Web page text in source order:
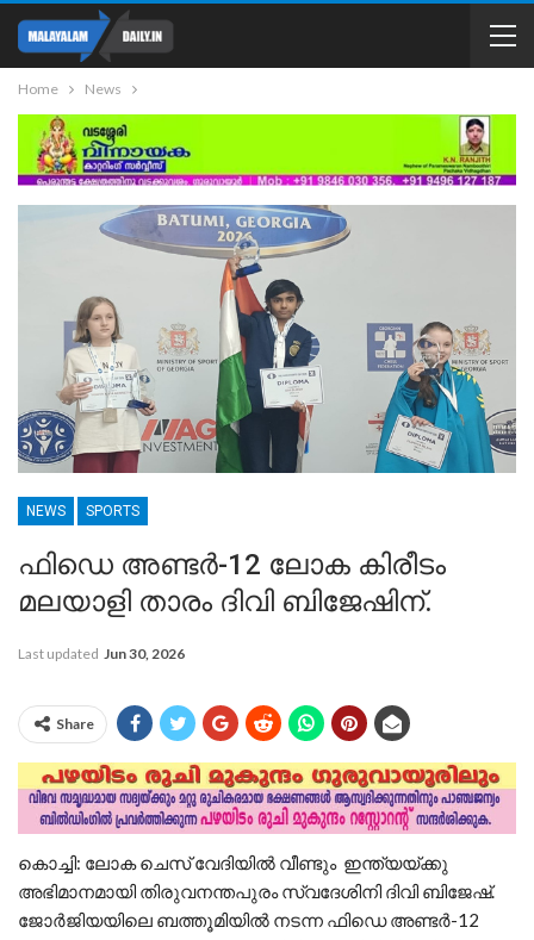
Home News
NEWS SPORTS
ഫിഡെ അണ്ടര്‍-12 ലോക കിരീടം
മലയാളി താരം ദിവി ബിജേഷിന്.
Last updated Jun 30, 2026
Share
കൊച്ചി: ലോക ചെസ് വേദിയില്‍ വീണ്ടും ഇന്ത്യയ്ക്കു
അഭിമാനമായി തിരുവനന്തപുരം സ്വദേശിനി ദിവി ബിജേഷ്.
ജോര്‍ജിയയിലെ ബത്തൂമിയില്‍ നടന്ന ഫിഡെ അണ്ടര്‍-12